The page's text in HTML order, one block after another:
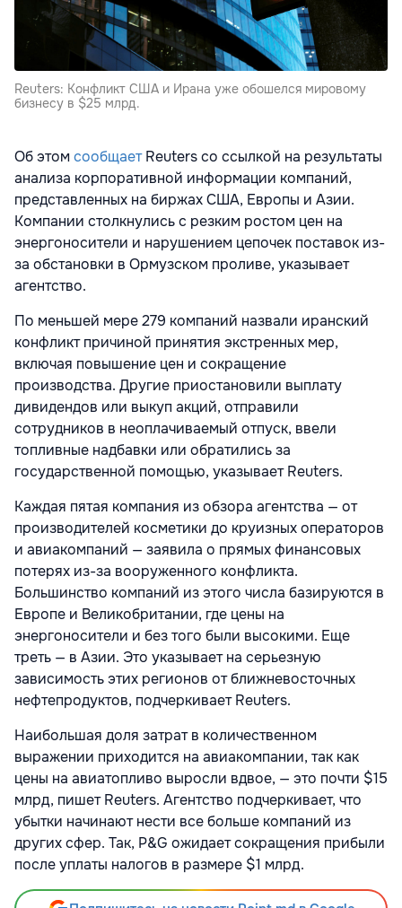
Reuters: Конфликт США и Ирана уже обошелся мировому
бизнесу в $25 млрд.
Об этомсообщаетReuters со ссылкой на результаты
анализа корпоративной информации компаний,
представленных на биржах США, Европы и Азии.
Компании столкнулись с резким ростом цен на
энергоносители и нарушением цепочек поставок из-
за обстановки в Ормузском проливе, указывает
агентство.
По меньшей мере 279 компаний назвали иранский
конфликт причиной принятия экстренных мер,
включая повышение цен и сокращение
производства. Другие приостановили выплату
дивидендов или выкуп акций, отправили
сотрудников в неоплачиваемый отпуск, ввели
топливные надбавки или обратились за
государственной помощью, указывает Reuters.
Каждая пятая компания из обзора агентства — от
производителей косметики до круизных операторов
и авиакомпаний — заявила о прямых финансовых
потерях из-за вооруженного конфликта.
Большинство компаний из этого числа базируются в
Европе и Великобритании, где цены на
энергоносители и без того были высокими. Еще
треть — в Азии. Это указывает на серьезную
зависимость этих регионов от ближневосточных
нефтепродуктов, подчеркивает Reuters.
Наибольшая доля затрат в количественном
выражении приходится на авиакомпании, так как
цены на авиатопливо выросли вдвое, — это почти $15
млрд, пишет Reuters. Агентство подчеркивает, что
убытки начинают нести все больше компаний из
других сфер. Так, P&G ожидает сокращения прибыли
после уплаты налогов в размере $1 млрд.